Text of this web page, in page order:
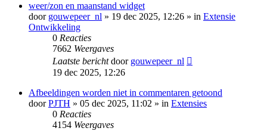
weer/zon en maanstand widget
door gouwepeer_nl » 19 dec 2025, 12:26 » in Extensie
Ontwikkeling
0 Reacties
7662 Weergaves
Laatste berichtdoor gouwepeer_nl
19 dec 2025, 12:26
Afbeeldingen worden niet in commentaren getoond
doorPJTH » 05 dec 2025, 11:02 » in Extensies
0 Reacties
4154 Weergaves